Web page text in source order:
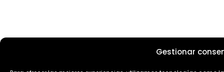
Gestionar